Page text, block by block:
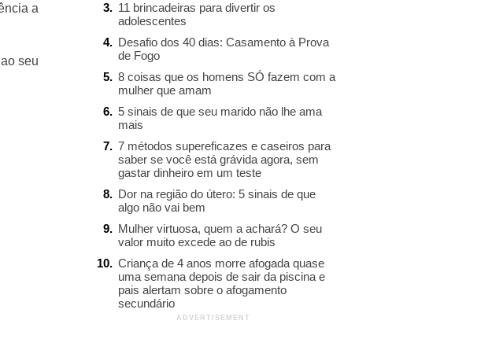
a
seu
11 brincadeiras para divertir os
adolescentes
Desafio dos 40 dias: Casamento à Prova
de Fogo
8 coisas que os homens SÓ fazem com a
mulher que amam
5 sinais de que seu marido não lhe ama
mais
7 métodos supereficazes e caseiros para
saber se você está grávida agora, sem
gastar dinheiro em um teste
Dor na região do útero: 5 sinais de que
algo não vai bem
Mulher virtuosa, quem a achará? O seu
valor muito excede ao de rubis
Criança de 4 anos morre afogada quase
uma semana depois de sair da piscina e
pais alertam sobre o afogamento
secundário